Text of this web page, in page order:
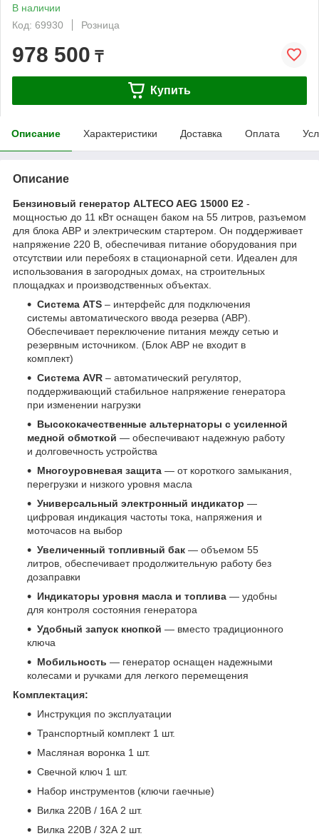
В наличии
Код: 69930
Розница
978 500 ₸
Купить
Описание Характеристики Доставка Оплата
Описание
Бензиновый генератор ALTECO AEG 15000 E2 -
мощностью до 11 кВт оснащен баком на 55 литров, разъемом
для блока АВР и электрическим стартером. Он поддерживает
напряжение 220 В, обеспечивая питание оборудования при
отсутствии или перебоях в стационарной сети. Идеален для
использования в загородных домах, на строительных
площадках и производственных объектах.
Система ATS – интерфейс для подключения
системы автоматического ввода резерва (АВР).
Обеспечивает переключение питания между сетью и
резервным источником. (Блок АВР не входит в
комплект)
Система AVR – автоматический регулятор,
поддерживающий стабильное напряжение генератора
при изменении нагрузки
Высококачественные альтернаторы с усиленной
медной обмоткой — обеспечивают надежную работу
и долговечность устройства
Многоуровневая защита — от короткого замыкания,
перегрузки и низкого уровня масла
Универсальный электронный индикатор —
цифровая индикация частоты тока, напряжения и
моточасов на выбор
Увеличенный топливный бак — объемом 55
литров, обеспечивает продолжительную работу без
дозаправки
Индикаторы уровня масла и топлива — удобны
для контроля состояния генератора
Удобный запуск кнопкой — вместо традиционного
ключа
Мобильность — генератор оснащен надежными
колесами и ручками для легкого перемещения
Комплектация:
Инструкция по эксплуатации
Транспортный комплект 1 шт.
Масляная воронка 1 шт.
Свечной ключ 1 шт.
Набор инструментов (ключи гаечные)
Вилка 220В / 16А 2 шт.
Вилка 220В / 32А 2 шт.